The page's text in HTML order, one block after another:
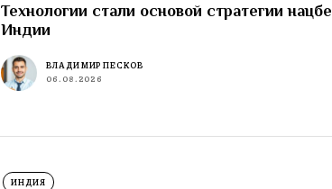
Технологии стали основой стратегии
Индии
ВЛАДИМИР ПЕСКОВ
06.08.2026
ИНДИЯ